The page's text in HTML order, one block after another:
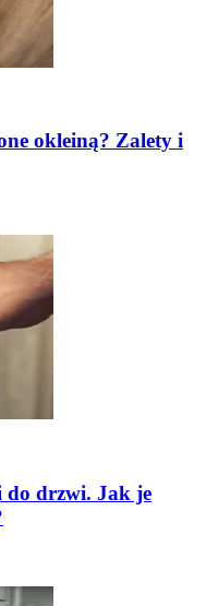
okleiną? Zalety i
do drzwi. Jak je